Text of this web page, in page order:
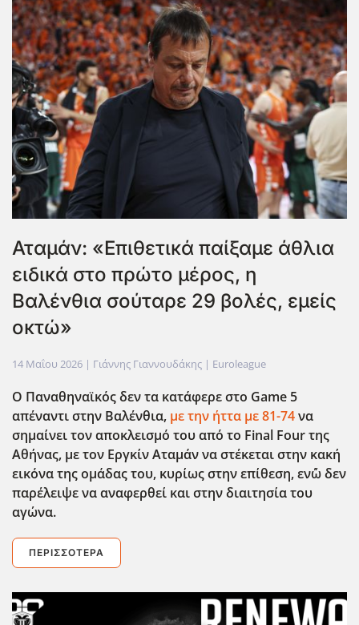
Αταμάν: «Επιθετικά παίξαμε άθλια
ειδικά στο πρώτο μέρος, η
Βαλένθια σούταρε 29 βολές, εμείς
οκτώ»
14 Μαΐου 2026 | Γιάννης Γιαννουδάκης | Euroleague
Ο Παναθηναϊκός δεν τα κατάφερε στο Game 5
απέναντι στην Βαλένθια, με την ήττα με 81-74να
σημαίνει τον αποκλεισμό του από το Final Fourτης
Αθήνας, με τον Εργκίν Αταμάν να στέκεται στην κακή
εικόνα της ομάδας του, κυρίως στην επίθεση, εν΄ώ δεν
παρέλειψε να αναφερθεί και στην διαιτησία του
αγώνα.
ΠΕΡΙΣΣΌΤΕΡΑ